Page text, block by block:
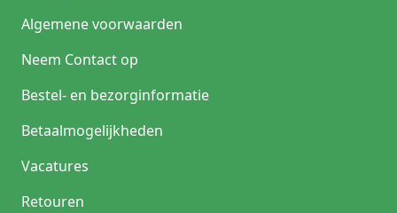
Algemene voorwaarden
Neem Contact op
Bestel- en bezorginformatie
Betaalmogelijkheden
Vacatures
Retouren